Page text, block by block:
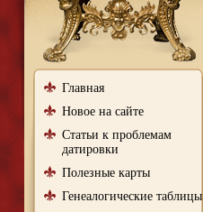
Главная
Новое на сайте
Статьи к проблемам
датировки
Полезные карты
Генеалогические таблицы